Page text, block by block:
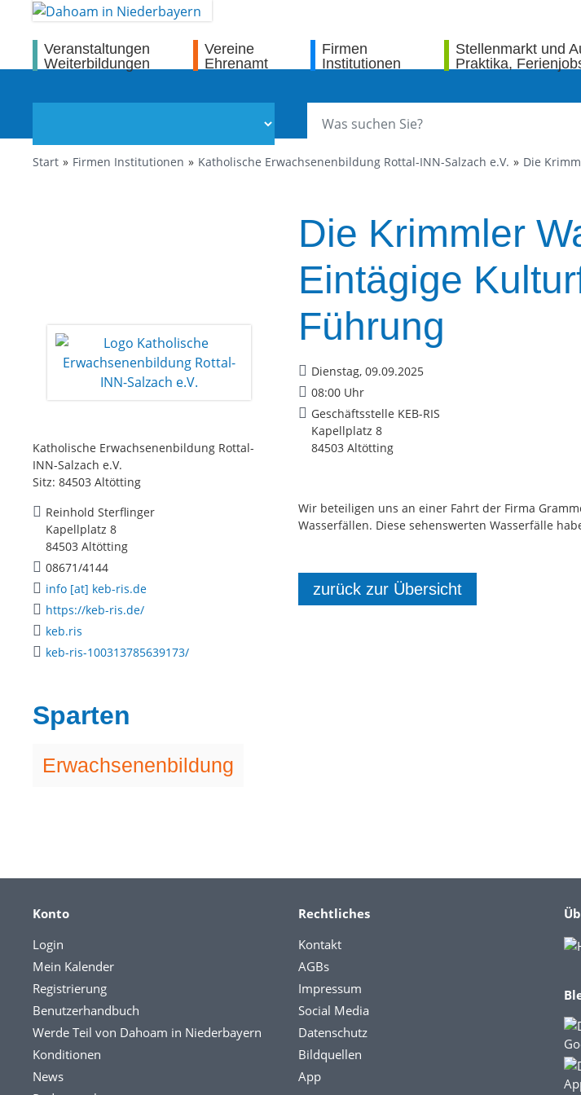
Veranstaltungen
Weiterbildungen
Vereine
Ehrenamt
Firmen
Institutionen
Stellenmarkt und
Praktika,
Start Firmen Institutionen Katholische Erwachsenenbildung Rottal-INN-Salzach e.V. Die
Katholische Erwachsenenbildung Rottal-
INN-Salzach e.V.
Sitz: 84503 Altötting
Reinhold Sterflinger
Kapellplatz 8
84503 Altötting
08671/4144
info [at] keb-ris.de
https://keb-ris.de/
keb.ris
keb-ris-100313785639173/
Sparten
Erwachsenenbildung
Die Krimmler
Eintägige
Führung
Dienstag, 09.09.2025
08:00 Uhr
Geschäftsstelle KEB-RIS
Kapellplatz 8
84503 Altötting
Wir beteiligen uns an einer Fahrt der Firma
Wasserfällen. Diese sehenswerten Wasserfälle
zurück zur Übersicht
Konto
Login
Mein Kalender
Registrierung
Benutzerhandbuch
Werde Teil von Dahoam in Niederbayern
Konditionen
News
Rechtliches
Kontakt
AGBs
Impressum
Social Media
Datenschutz
Bildquellen
App